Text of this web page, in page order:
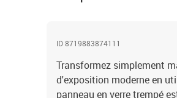
ID 8719883874111
Transformez simplement
d'exposition moderne en
panneau en verre trempé